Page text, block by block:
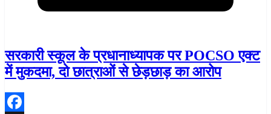
सरकारी स्कूल के प्रधानाध्यापक पर POCSO एक्ट
में मुकदमा, दो छात्राओं से छेड़छाड़ का आरोप